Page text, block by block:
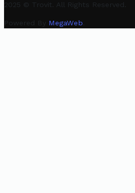
2025 © Trovit. All Rights Reserved.
Powered By MegaWeb